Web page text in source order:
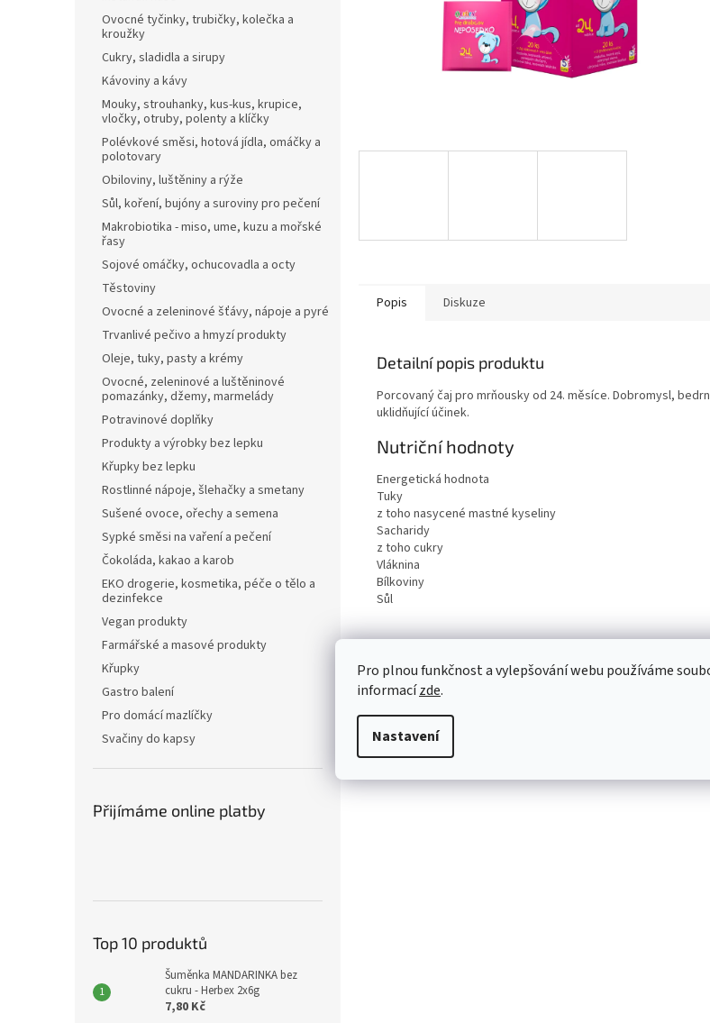
Pro plnou funkčnost a vylepšování webu používáme
informacízde.
Nastavení
Ovocné tyčinky, trubičky, kolečka a
kroužky
Cukry, sladidla a sirupy
Kávoviny a kávy
Mouky, strouhanky, kus-kus, krupice,
vločky, otruby, polenty a klíčky
Polévkové směsi, hotová jídla, omáčky a
polotovary
Obiloviny, luštěniny a rýže
Sůl, koření, bujóny a suroviny pro pečení
Makrobiotika - miso, ume, kuzu a mořské
řasy
Sojové omáčky, ochucovadla a octy
Těstoviny
Ovocné a zeleninové šťávy, nápoje a pyré
Trvanlivé pečivo a hmyzí produkty
Oleje, tuky, pasty a krémy
Ovocné, zeleninové a luštěninové
pomazánky, džemy, marmelády
Potravinové doplňky
Produkty a výrobky bez lepku
Křupky bez lepku
Rostlinné nápoje, šlehačky a smetany
Sušené ovoce, ořechy a semena
Sypké směsi na vaření a pečení
Čokoláda, kakao a karob
EKO drogerie, kosmetika, péče o tělo a
dezinfekce
Vegan produkty
Farmářské a masové produkty
Křupky
Gastro balení
Pro domácí mazlíčky
Svačiny do kapsy
Přijímáme online platby
Top 10 produktů
Šuměnka MANDARINKA bez
cukru - Herbex 2x6g
7,80 Kč
Popis Diskuze
Detailní popis produktu
Porcovaný čaj pro mrňousky od 24. měsíce. Dobromysl,
uklidňující účinek.
Nutriční hodnoty
Energetická hodnota
Tuky
z toho nasycené mastné kyseliny
Sacharidy
z toho cukry
Vláknina
Bílkoviny
Sůl